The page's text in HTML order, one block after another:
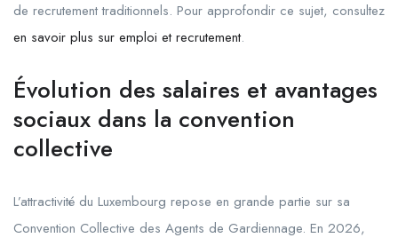
de recrutement traditionnels. Pour approfondir ce sujet, consultez
en savoir plus sur emploi et recrutement.
Évolution des salaires et avantages
sociaux dans la convention
collective
L’attractivité du Luxembourg repose en grande partie sur sa
Convention Collective des Agents de Gardiennage. En 2026,